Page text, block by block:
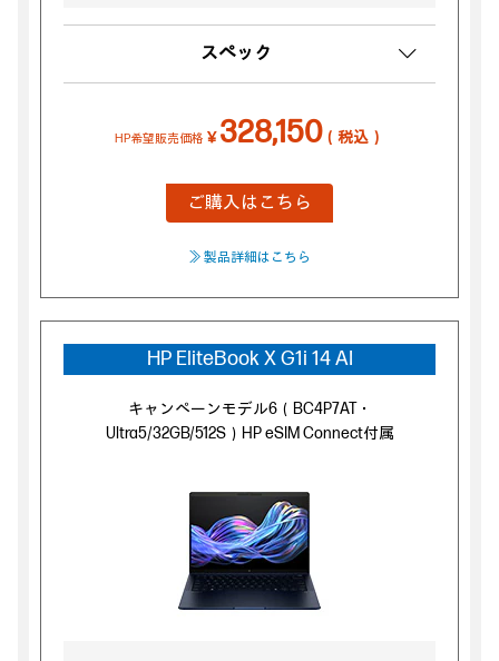
スペック
HP希望販売価格 ￥328,150（税込）
ご購入はこちら
≫ 製品詳細はこちら
HP EliteBook X G1i 14 AI
キャンペーンモデル6（BC4P7AT・
Ultra5/32GB/512S）HP eSIM Connect付属